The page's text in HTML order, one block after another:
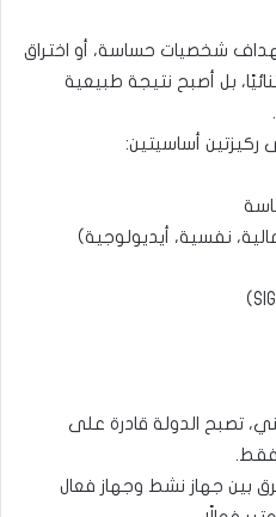
شخصيات حساسة، أو اختراق
بل أصبح نتيجة طبيعية
ركيزتين أساسيتين:
نفسية، أيديولوجية)
تصبح الدولة قادرة على
فقط.
بين جهاز نشط وجهاز فعال